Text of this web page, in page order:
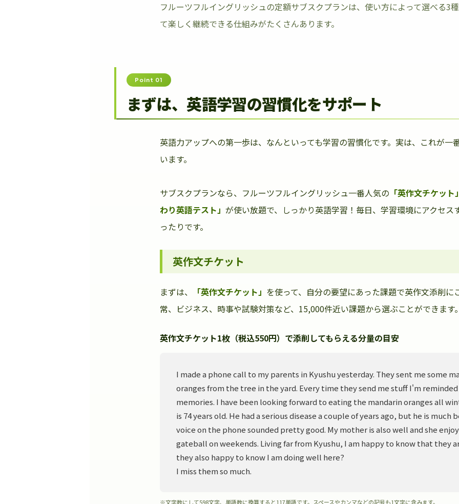
フルーツフルイングリッシュの定額サブスクプランは、使い方によって選べる3
て楽しく継続できる仕組みがたくさんあります。
Point 01
まずは、英語学習の習慣化をサポート
英語力アップへの第一歩は、なんといっても学習の習慣化です。実は、これが一
います。
サブスクプランなら、フルーツフルイングリッシュ一番人気の 「英作文チケット
わり英語テスト」 が使い放題で、しっかり英語学習！毎日、学習環境にアクセス
ったりです。
英作文チケット
まずは、 「英作文チケット」 を使って、自分の要望にあった課題で英作文添削に
常、ビジネス、時事や試験対策など、15,000件近い課題から選ぶことができます
英作文チケット1枚（税込550円）で添削してもらえる分量の目安
I made a phone call to my parents in Kyushu yesterday. They sent me some
oranges from the tree in the yard. Every time they send me stuff I'm
memories. I have been looking forward to eating the mandarin oranges all
is 74 years old. He had a serious disease a couple of years ago, but he is much
voice on the phone sounded pretty good. My mother is also well and she
gateball on weekends. Living far from Kyushu, I am happy to know that they
they also happy to know I am doing well here?
I miss them so much.
※文字数にして598文字、単語数に換算すると117単語です。スペースやカンマなどの記号も1文字に含みます。